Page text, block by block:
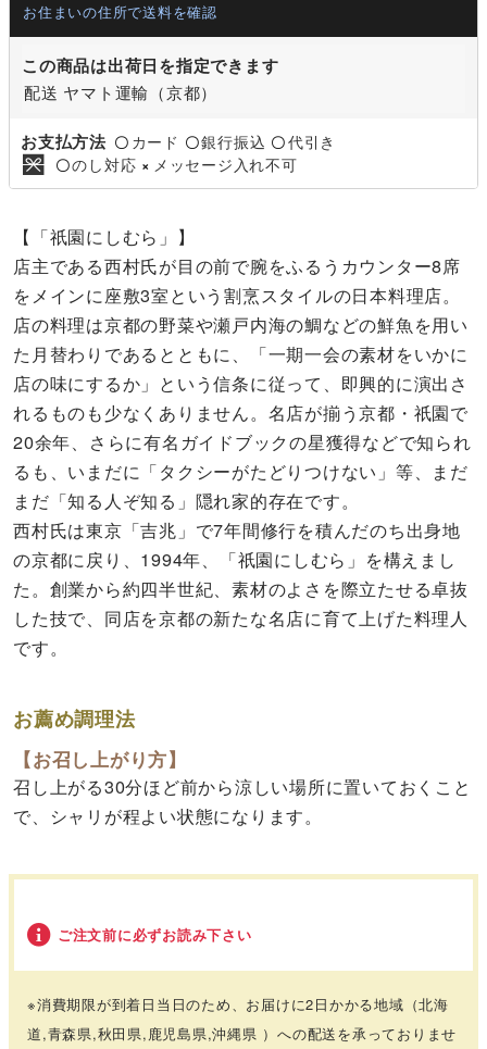
お住まいの住所で送料を確認
この商品は出荷日を指定できます
配送 ヤマト運輸（京都）
お支払方法 〇 カード 〇銀行振込 〇代引き
〇のし対応 × メッセージ入れ不可
【「祇園にしむら」】
店主である西村氏が目の前で腕をふるうカウンター8席
をメインに座敷3室という割烹スタイルの日本料理店。
店の料理は京都の野菜や瀬戸内海の鯛などの鮮魚を用い
た月替わりであるとともに、「一期一会の素材をいかに
店の味にするか」という信条に従って、即興的に演出さ
れるものも少なくありません。名店が揃う京都・祇園で
20余年、さらに有名ガイドブックの星獲得などで知られ
るも、いまだに「タクシーがたどりつけない」等、まだ
まだ「知る人ぞ知る」隠れ家的存在です。
西村氏は東京「吉兆」で7年間修行を積んだのち出身地
の京都に戻り、1994年、「祇園にしむら」を構えまし
た。創業から約四半世紀、素材のよさを際立たせる卓抜
した技で、同店を京都の新たな名店に育て上げた料理人
です。
お薦め調理法
【お召し上がり方】
召し上がる30分ほど前から涼しい場所に置いておくこと
で、シャリが程よい状態になります。
ご注文前に必ずお読み下さい
※消費期限が到着日当日のため、お届けに2日かかる地域 （北海
道,青森県,秋田県,鹿児島県,沖縄県 ）への配送を承っておりませ